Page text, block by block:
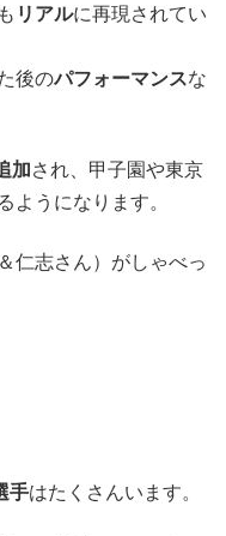
も リアルに再現されてい
後のパフォーマンスな
加され、甲子園や東京
ようになります。
仁志さん）がしゃべっ
手はたくさんいます。